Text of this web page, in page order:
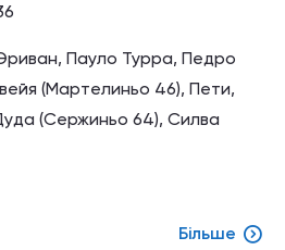
Пауло Турра, Педро
(Мартелиньо 46), Пети,
(Сержиньо 64), Силва
Більше